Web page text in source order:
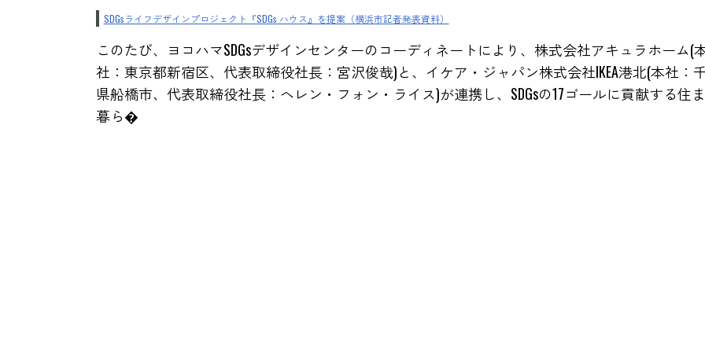
SDGsライフデザインプロジェクト『SDGs ハウス』を提案（横浜市記者発表資料）
このたび、ヨコハマSDGsデザインセンターのコーディネートにより、株式会社アキュラホーム(
社：東京都新宿区、代表取締役社長：宮沢俊哉)と、イケア・ジャパン株式会社IKEA港北(本社：
県船橋市、代表取締役社長：ヘレン・フォン・ライス)が連携し、SDGsの17ゴールに貢献する住
暮ら�